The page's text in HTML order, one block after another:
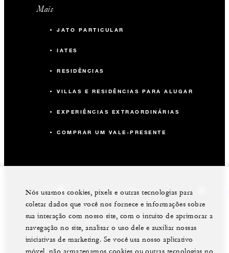
Mais
JATO PARTICULAR
IATES
RESIDÊNCIAS
VILLAS E RESIDÊNCIAS PARA ALUGAR
EXPERIÊNCIAS EXTRAORDINÁRIAS
COMPRAR UM VALE-PRESENTE
facebook instagram
Nós usamos cookies, pixels e outras tecnologias para
coletar dados que você nos fornece e informações sobre
sua interação com nosso site, com o intuito de aprimorar a
navegação no site, analisar o uso dele e auxiliar nossas
iniciativas de marketing. Se você usa nosso aplicativo